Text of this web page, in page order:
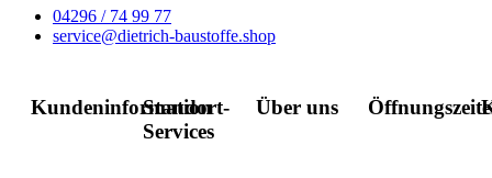
04296 / 74 99 77
service@dietrich-baustoffe.shop
Kundeninformation
Standort-
Services
Über uns